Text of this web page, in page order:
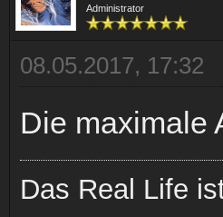
Administrator
08.05.2017, 17:32
Die maximale
Das Real Life